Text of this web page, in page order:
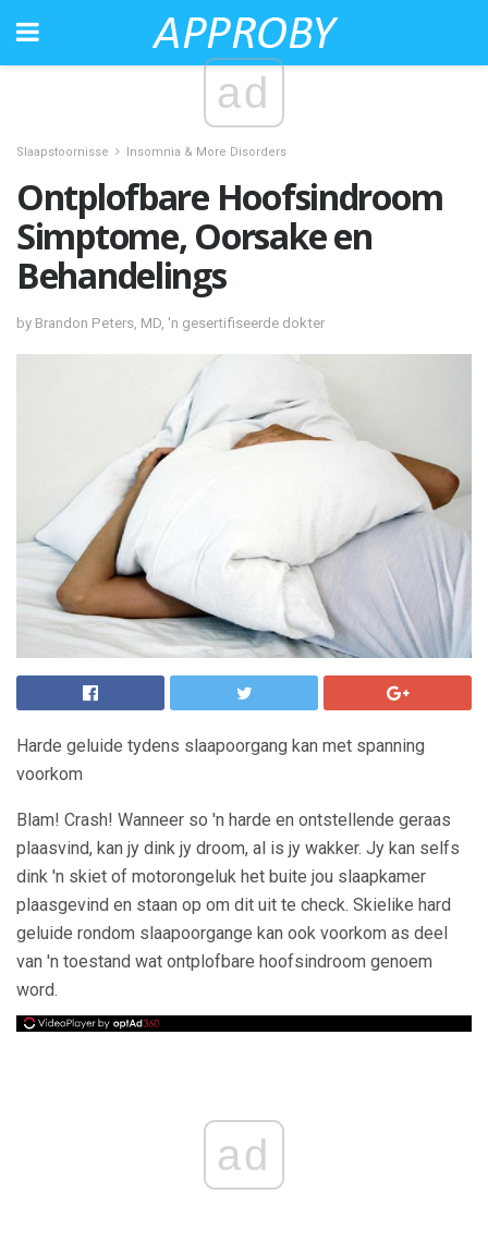
ad
Slaapstoornisse Insomnia & More Disorders
Ontplofbare Hoofsindroom
Simptome, Oorsake en
Behandelings
by Brandon Peters, MD, 'n gesertifiseerde dokter
Harde geluide tydens slaapoorgang kan met spanning
voorkom
Blam! Crash! Wanneer so 'n harde en ontstellende geraas
plaasvind, kan jy dink jy droom, al is jy wakker. Jy kan selfs
dink 'n skiet of motorongeluk het buite jou slaapkamer
plaasgevind en staan ​​op om dit uit te check. Skielike hard
geluide rondom slaapoorgange kan ook voorkom as deel
van 'n toestand wat ontplofbare hoofsindroom genoem
word.
ad